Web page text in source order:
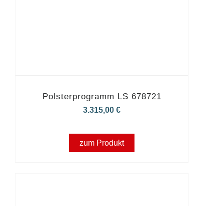
Polsterprogramm LS 678721
3.315,00€
zum Produkt